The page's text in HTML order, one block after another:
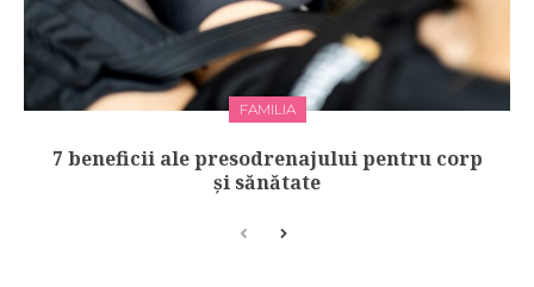
FAMILIA
7 beneficii ale presodrenajului pentru corp
și sănătate